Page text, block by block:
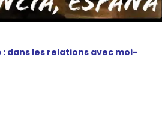
dans les relations avec moi-